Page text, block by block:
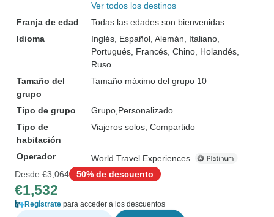
Ver todos los destinos
Franja de edad
Todas las edades son bienvenidas
Idioma
Inglés, Español, Alemán, Italiano,
Portugués, Francés, Chino, Holandés,
Ruso
Tamaño del
grupo
Tamaño máximo del grupo 10
Tipo de grupo Grupo Personalizado
Tipo de
habitación
Viajeros solos, Compartido
Operador
World Travel Experiences
Desde €3,064 50% de descuento
€1,532
Regístrate para acceder a los descuentos